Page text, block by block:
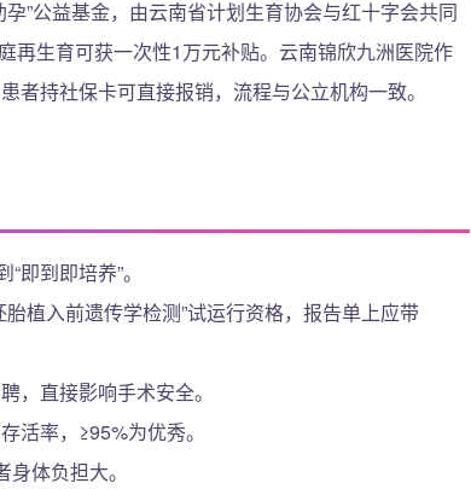
”公益基金，由云南省计划生育协会与红十字会共同
再生育可获一次性1万元补贴。云南锦欣九洲医院作
者持社保卡可直接报销，流程与公立机构一致。
即到即培养”。
植入前遗传学检测”试运行资格，报告单上应带
，直接影响手术安全。
活率，≥95%为优秀。
体负担大。